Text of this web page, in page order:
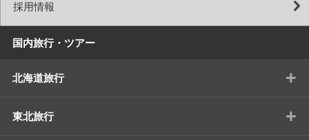
採用情報
国内旅行・ツアー
北海道旅行 +
東北旅行 +